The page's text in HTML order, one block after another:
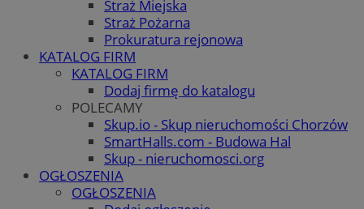
Straż Miejska
Straż Pożarna
Prokuratura rejonowa
KATALOG FIRM
KATALOG FIRM
Dodaj firmę do katalogu
POLECAMY
Skup.io - Skup nieruchomości Chorzów
SmartHalls.com - Budowa Hal
Skup - nieruchomosci.org
OGŁOSZENIA
OGŁOSZENIA